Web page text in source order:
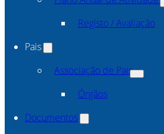
Registo / Avaliação
Pais
Associação de Pais
Órgãos
Documentos